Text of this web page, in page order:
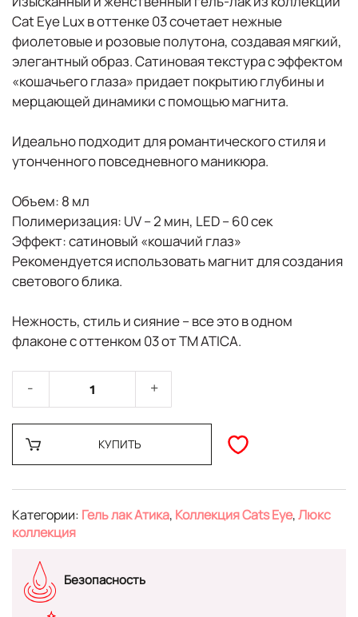
Cat Eye Lux в оттенке 03 сочетает нежные
фиолетовые и розовые полутона, создавая мягкий,
элегантный образ. Сатиновая текстура с эффектом
«кошачьего глаза» придает покрытию глубины и
мерцающей динамики с помощью магнита.
Идеально подходит для романтического стиля и
утонченного повседневного маникюра.
Объем: 8 мл
Полимеризация: UV – 2 мин, LED – 60 сек
Эффект: сатиновый «кошачий глаз»
Рекомендуется использовать магнит для создания
светового блика.
Нежность, стиль и сияние – все это в одном
флаконе с оттенком 03 от TM ATICA.
КУПИТЬ
Категории: Гель лак Атика, Коллекция Cats Eye,Люкс
коллекция
Безопасность